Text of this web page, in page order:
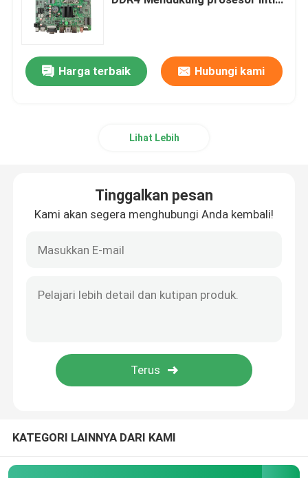
Papan Utama Game
Memori RAM Laptop
Kartu Grafis MXM
Memori RAM Desktop
Papan Utama ITX
Harga terbaik Hubungi kami
Lihat Lebih
Tinggalkan pesan
Kami akan segera menghubungi Anda kembali!
KATEGORI LAINNYA DARI KAMI